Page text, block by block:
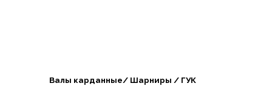
Валы карданные/ Шарниры / ГУК